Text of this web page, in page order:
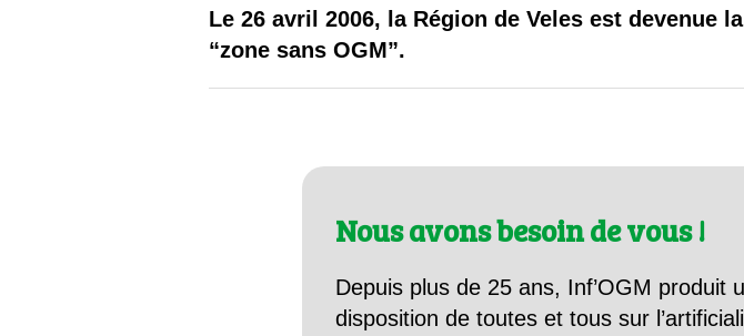
Le 26 avril 2006, la Région de Veles est devenue
“zone sans OGM”.
Nous avons besoin de vous !
Depuis plus de 25 ans, Inf’OGM
disposition de toutes et tous sur